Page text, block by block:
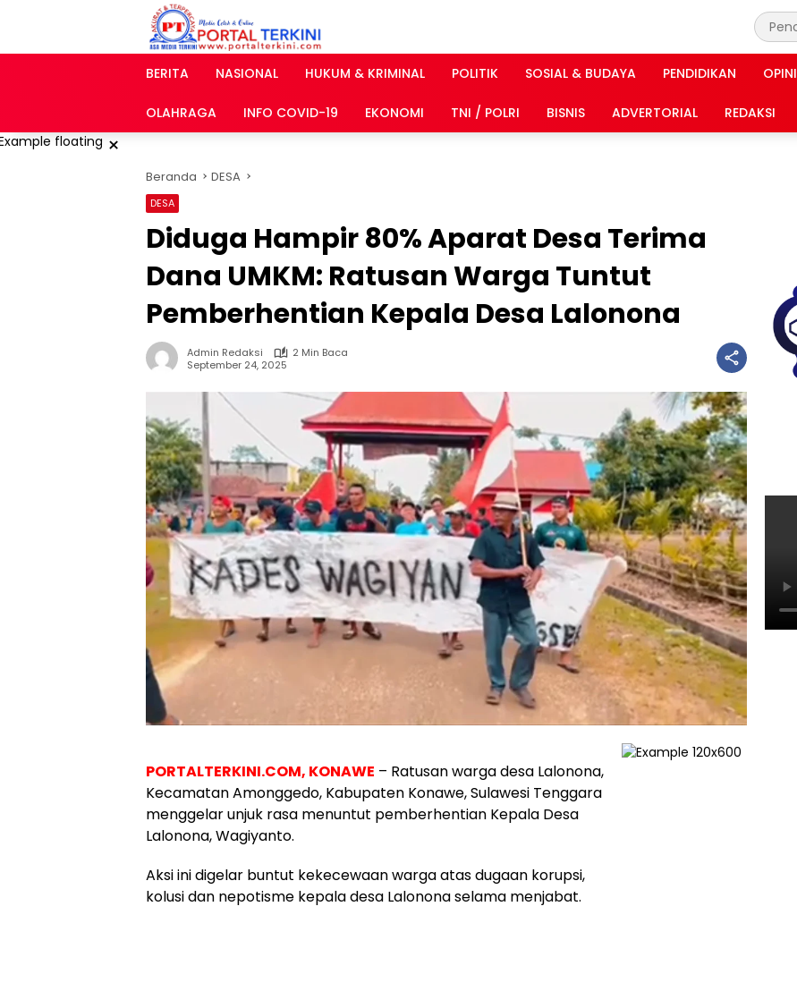
BERITA
NASIONAL HUKUM & KRIMINAL POLITIK SOSIAL & BUDAYA PENDIDIKAN OPINI
OLAHRAGA INFO COVID-19 EKONOMI TNI / POLRI BISNIS ADVERTORIAL REDAKSI
×
Beranda DESA
DESA
Diduga Hampir 80% Aparat Desa Terima
Dana UMKM: Ratusan Warga Tuntut
Pemberhentian Kepala Desa Lalonona
Admin Redaksi
2 Min Baca
September 24, 2025
PORTALTERKINI.COM, KONAWE – Ratusan warga desa Lalonona,
Kecamatan Amonggedo, Kabupaten Konawe, Sulawesi Tenggara
menggelar unjuk rasa menuntut pemberhentian Kepala Desa
Lalonona, Wagiyanto.
Aksi ini digelar buntut kekecewaan warga atas dugaan korupsi,
kolusi dan nepotisme kepala desa Lalonona selama menjabat.